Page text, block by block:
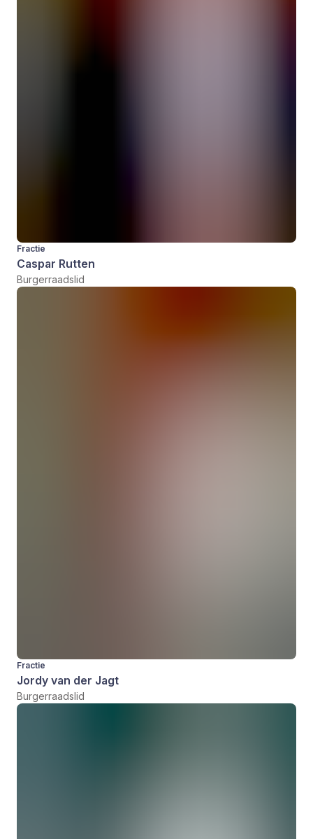
Fractie
Caspar Rutten
Burgerraadslid
Fractie
Jordy van der Jagt
Burgerraadslid